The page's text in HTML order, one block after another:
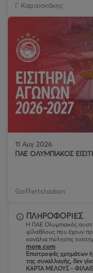
Γ. Καραϊσκάκης
11 Αυγ 2026
ΠΑΕ ΟΛΥΜΠΙΑΚΟΣ
Goffertstadion
ΠΛΗΡΟΦΟΡΙΕΣ
Η ΠΑΕ Ολυμπιακός
φίλαθλους που έχουν
κανάλια πώλησης
more.com.
Eπιστροφές χρημάτων
της συναλλαγής, δεν
ΚΑΡΤΑ ΜΕΛΟΥΣ -